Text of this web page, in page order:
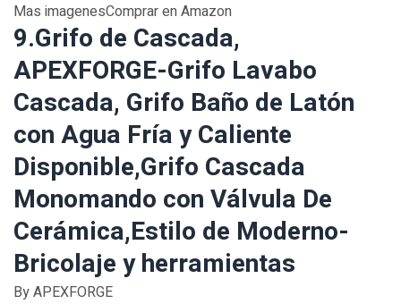
Mas imagenesComprar en Amazon
9.Grifo de Cascada,
APEXFORGE-Grifo Lavabo
Cascada, Grifo Baño de Latón
con Agua Fría y Caliente
Disponible,Grifo Cascada
Monomando con Válvula De
Cerámica,Estilo de Moderno-
Bricolaje y herramientas
By APEXFORGE